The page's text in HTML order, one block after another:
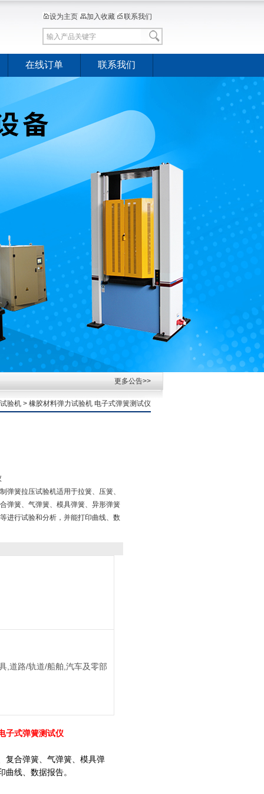
设为主页 加入收藏 联系我们
在线订单 联系我们
更多公告>>
验机 > 橡胶材料弹力试验机 电子式弹簧测试仪
弹簧拉压试验机适用于拉簧、压簧、
弹簧、气弹簧、模具弹簧、异形弹簧
进行试验和分析，并能打印曲线、数
,道路/轨道/船舶,汽车及零部
子式弹簧测试仪
复合弹簧、气弹簧、模具弹
线、数据报告。